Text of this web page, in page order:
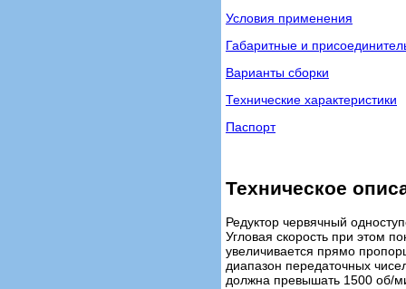
Условия применения
Габаритные и
Варианты сборки
Технические характеристики
Паспорт
Техническое
Редуктор червячный
Угловая скорость при этом
увеличивается прямо
диапазон передаточных
должна превышать 1500 об/